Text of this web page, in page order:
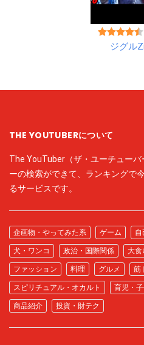
ジグル
THE YOUTUBERについて
The YouTuber（ザ・ユーチュー
ーの検索ができて、ランキングで
るサービスです。
企画物・やってみた系 ゲーム
犬・ワンコ
政治・国際関係 大
ファッション
料理 グルメ 筋
スピリチュアル・オカルト
育児・
商品紹介
投資・財テク